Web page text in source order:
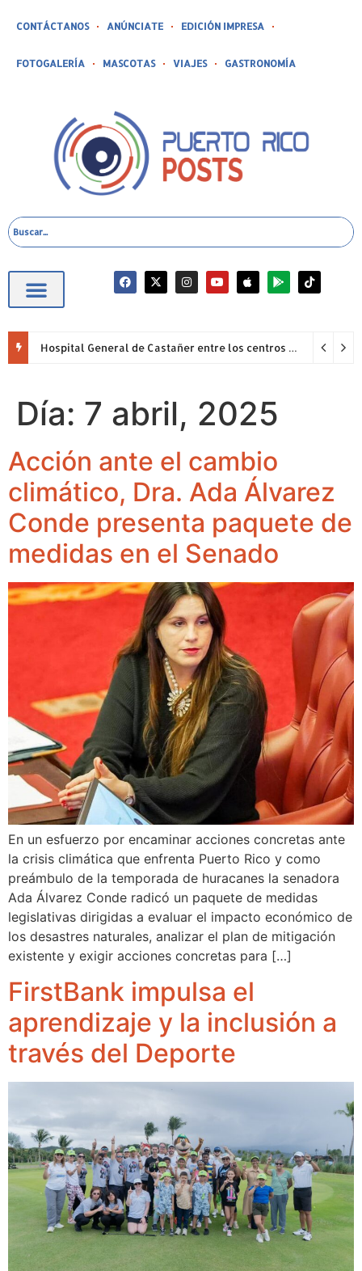
CONTÁCTANOS ANÚNCIATE EDICIÓN IMPRESA
FOTOGALERÍA MASCOTAS VIAJES GASTRONOMÍA
Hospital General de Castañer entre los centros de salud comunitarios con mejor desempeño clínico de Estados Unidos
Día: 7 abril, 2025
Acción ante el cambio
climático, Dra. Ada Álvarez
Conde presenta paquete de
medidas en el Senado
En un esfuerzo por encaminar acciones concretas ante
la crisis climática que enfrenta Puerto Rico y como
preámbulo de la temporada de huracanes la senadora
Ada Álvarez Conde radicó un paquete de medidas
legislativas dirigidas a evaluar el impacto económico de
los desastres naturales, analizar el plan de mitigación
existente y exigir acciones concretas para […]
FirstBank impulsa el
aprendizaje y la inclusión a
través del Deporte